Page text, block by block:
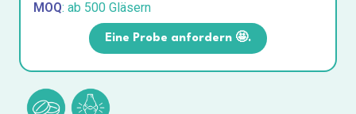
MOQ: ab 500 Gläsern
Eine Probe anfordern 🤩.